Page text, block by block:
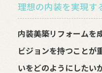
理想の内装を実現す
内装美築リフォームを
ビジョンを持つことが
いをどのようにしたい